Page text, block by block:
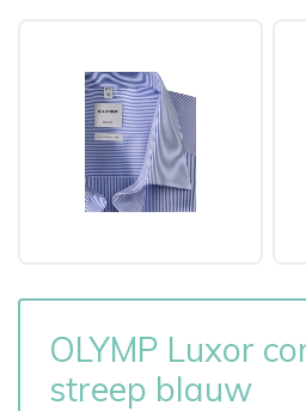
OLYMP Luxor
streep blauw